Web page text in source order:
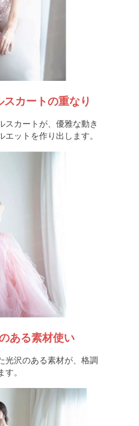
カートの重なり
スカートが、優雅な動き
ットを作り出します。
ある素材使い
光沢のある素材が、格調
。